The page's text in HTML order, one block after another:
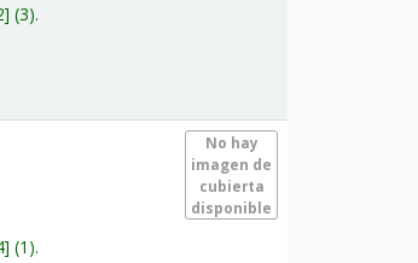
(3).
No hay
imagen de
cubierta
disponible
(1).